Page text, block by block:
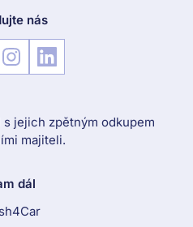
nás
jejich zpětným odkupem
majiteli.
dál